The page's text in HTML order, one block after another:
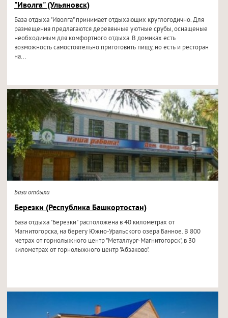
"Иволга" (Ульяновск)
База отдыха "Иволга" принимает отдыхающих круглогодично. Для
размещения предлагаются деревянные уютные срубы, оснащеные
необходимым для комфортного отдыха. В домиках есть
возможность самостоятельно приготовить пищу, но есть и ресторан
на...
База отдыха
Березки (Республика Башкортостан)
База отдыха "Березки" расположена в 40 километрах от
Магнитогорска, на берегу Южно-Уральского озера Банное. В 800
метрах от горнолыжного центр "Металлург-Магнитогорск", в 30
километрах от горнолыжного центр "Абзаково".